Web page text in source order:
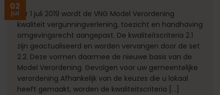
02
julPer 1 juli 2019 wordt de VNG Model Verordening
kwaliteit vergunningverlening, toezicht en handhaving
omgevingsrecht aangepast. De kwaliteitscriteria 2.1
zijn geactualiseerd en worden vervangen door de set
2.2. Deze vormen daarmee de nieuwe basis van de
Model Verordening. Gevolgen voor uw gemeentelijke
verordening Afhankelijk van de keuzes die u lokaal
heeft gemaakt, worden de kwaliteitscriteria […]